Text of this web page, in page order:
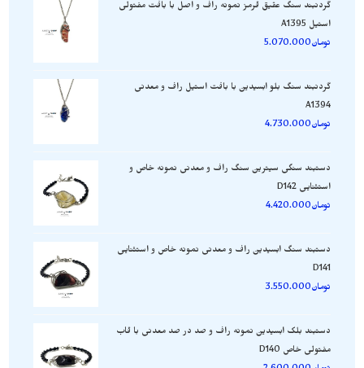
گردنبند سنگ عقیق قرمز نمونه راف و اصل با بافت مفتولی
استیل A1395
تومان5.070.000
گردنبند سنگ بلو ابسیدین با بافت استیل راف و معدنی
A1394
تومان4.730.000
دستبند سنگی سیترین سنگ راف و معدنی نمونه خاص و
استثنایی D142
تومان4.420.000
دستبند سنگ ابسیدین راف و معدنی نمونه خاص و استثنایی
D141
تومان3.550.000
دستبند بلک ابسیدین نمونه راف و صد در صد معدنی با قاب
مفتولی خاص D140